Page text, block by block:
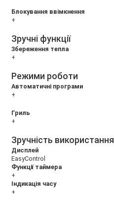
Блокування ввімкнення
+
Зручні функції
Збереження тепла
+
Режими роботи
Автоматичні програми
+
Гриль
+
Зручність використання
Дисплей
EasyControl
Функції таймера
+
Індикація часу
+